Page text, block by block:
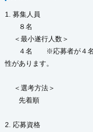
1. 募集人員
８名
＜最小遂行人数＞
４名 ※応募者が４名に
性があります。
＜選考方法＞
先着順
2. 応募資格